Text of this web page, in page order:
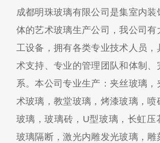
成都明珠玻璃有限公司是集室内装
体的艺术玻璃生产公司，我公司有
工设备，拥有各类专业技术人员，
术支持、专业的管理团队和体制、
系。本公司专业生产：夹丝玻璃，
术玻璃，教堂玻璃，烤漆玻璃，喷
玻璃，玻璃砖，U型玻璃，长虹压
玻璃隔断，激光内雕发光玻璃，雕